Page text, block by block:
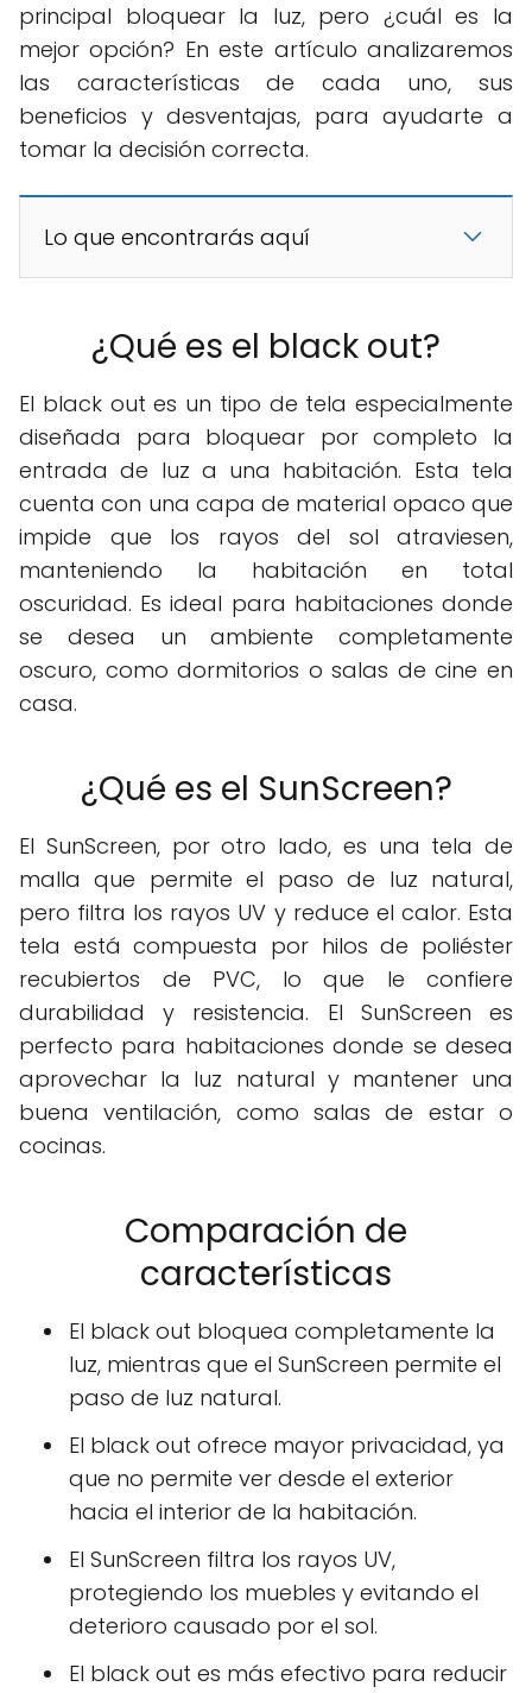
principal bloquear la luz, pero ¿cuál es la
mejor opción? En este artículo analizaremos
las características de cada uno, sus
beneficios y desventajas, para ayudarte a
tomar la decisión correcta.
Lo que encontrarás aquí
¿Qué es el black out?
El black out es un tipo de tela especialmente
diseñada para bloquear por completo la
entrada de luz a una habitación. Esta tela
cuenta con una capa de material opaco que
impide que los rayos del sol atraviesen,
manteniendo la habitación en total
oscuridad. Es ideal para habitaciones donde
se desea un ambiente completamente
oscuro, como dormitorios o salas de cine en
casa.
¿Qué es el SunScreen?
El SunScreen, por otro lado, es una tela de
malla que permite el paso de luz natural,
pero filtra los rayos UV y reduce el calor. Esta
tela está compuesta por hilos de poliéster
recubiertos de PVC, lo que le confiere
durabilidad y resistencia. El SunScreen es
perfecto para habitaciones donde se desea
aprovechar la luz natural y mantener una
buena ventilación, como salas de estar o
cocinas.
Comparación de
características
El black out bloquea completamente la
luz, mientras que el SunScreen permite el
paso de luz natural.
El black out ofrece mayor privacidad, ya
que no permite ver desde el exterior
hacia el interior de la habitación.
El SunScreen filtra los rayos UV,
protegiendo los muebles y evitando el
deterioro causado por el sol.
El black out es más efectivo para reducir